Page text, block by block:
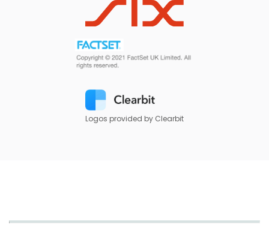
Logos provided by Clearbit